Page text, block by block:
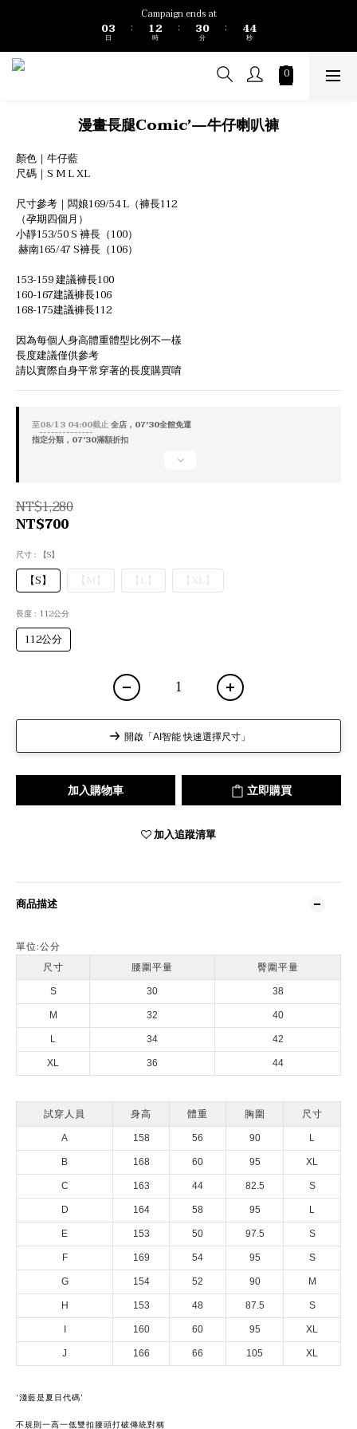
Campaign ends at
03
2
1
日
:
2
1
0
3
2
1
0
時
:
4
3
2
1
1
0
分
:
4
3
2
0
4
3
2
1
0
秒
漫畫長腿Comic’—牛仔喇叭褲
顏色｜牛仔藍
尺碼｜S M L XL
尺寸參考｜闆娘169/54 L（褲長112
（孕期四個月）
小靜153/50 S 褲長（100）
赫南165/47 S褲長（106）
153-159 建議褲長100
160-167建議褲長106
168-175建議褲長112
因為每個人身高體重體型比例不一樣
長度建議僅供參考
請以實際自身平常穿著的長度購買唷
至08/13 04:00截止全店，07'30全館免運
指定分類，07'30滿額折扣
NT$1,280
NT$700
尺寸: 【S】
【S】 【M】 【L】 【XL】
長度: 112公分
112公分
開啟「AI智能 快速選擇尺寸」
加入購物車 立即購買
加入追蹤清單
商品描述
單位:公分
尺寸
腰圍平量 臀圍平量
S 30 38
M 32 40
L 34 42
XL 36 44
試穿人員 身高 體重 胸圍 尺寸
A 158 56 90 L
B 168 60 95 XL
C 163 44 82.5 S
D 164 58 95 L
E 153 50 97.5 S
F 169 54 95 S
G 154 52 90 M
H 153 48 87.5 S
I 160 60 95 XL
J 166 66 105 XL
‘淺藍是夏日代碼’
不規則一高一低雙扣腰頭打破傳統對稱